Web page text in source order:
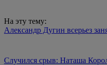
На эту тему:
Александр Дугин всерьез
Случился срыв: Наташа